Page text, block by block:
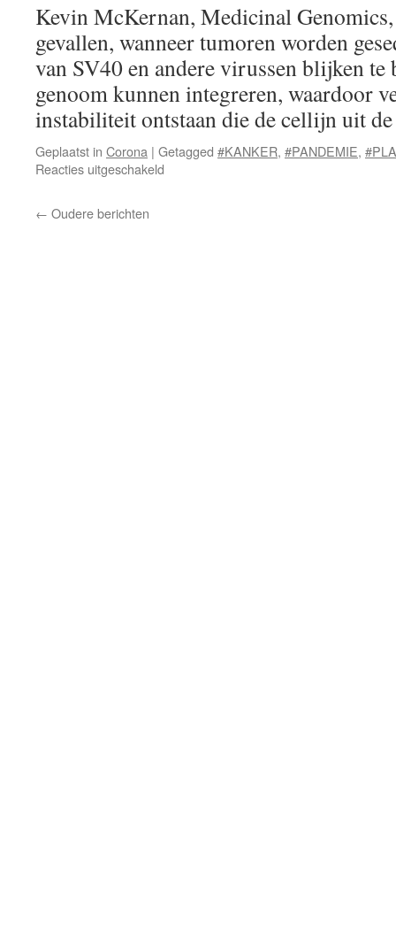
Kevin McKernan, Medicinal
gevallen, wanneer tumoren worden
van SV40 en andere virussen blijken te
genoom kunnen integreren, waardoor
instabiliteit ontstaan die de cellijn uit
Geplaatst in Corona | Getagged #KANKER, #PANDEMIE,
Reacties uitgeschakeld
← Oudere berichten